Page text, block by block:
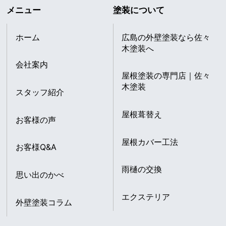
メニュー
ホーム
会社案内
スタッフ紹介
お客様の声
お客様Q&A
思い出のかべ
外壁塗装コラム
塗装について
広島の外壁塗装なら佐々
木塗装へ
屋根塗装の専門店｜佐々
木塗装
屋根葺替え
屋根カバー工法
雨樋の交換
エクステリア